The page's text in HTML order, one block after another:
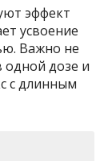
эффект
усвоение
Важно не
дозе и
с длинным